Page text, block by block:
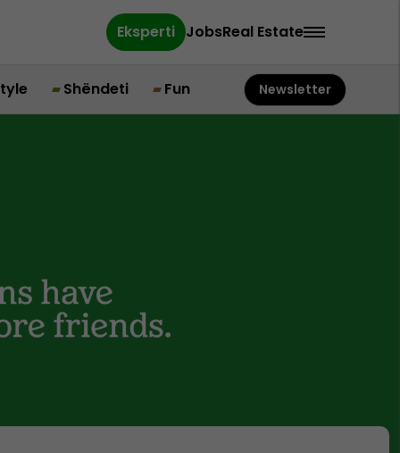
Eksperti JobsReal Estate
Shëndeti Fun Newsletter